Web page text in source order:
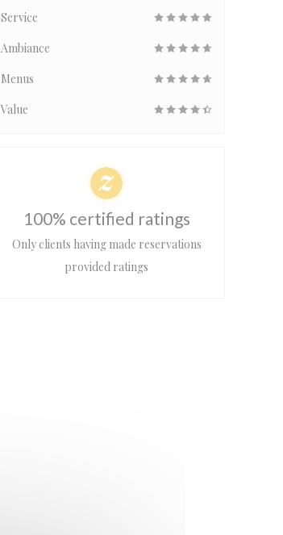
Service
Ambiance
Menus
Value
100% certified ratings
Only clients having made reservations
provided ratings